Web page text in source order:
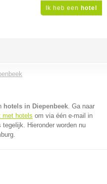
Ik heb een hotel
hotels in Diepenbeek. Ga naar
met hotels om via één e-mail in
Hieronder worden nu